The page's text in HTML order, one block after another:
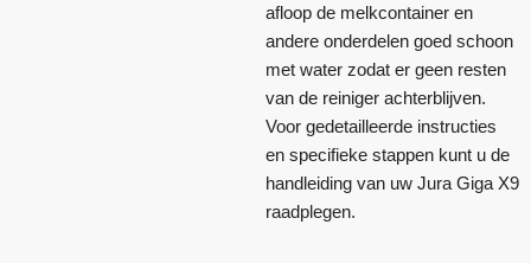
afloop de melkcontainer en
andere onderdelen goed schoon
met water zodat er geen resten
van de reiniger achterblijven.
Voor gedetailleerde instructies
en specifieke stappen kunt u de
handleiding van uw Jura Giga X9
raadplegen.